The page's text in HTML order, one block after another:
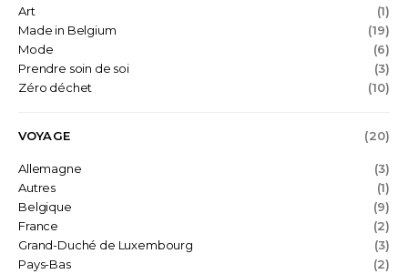
Art
(1)
Made in Belgium
(19)
Mode
(6)
Prendre soin de soi
(3)
Zéro déchet
(10)
VOYAGE (20)
Allemagne
(3)
Autres
(1)
Belgique
(9)
France
(2)
Grand-Duché de Luxembourg
(3)
Pays-Bas
(2)